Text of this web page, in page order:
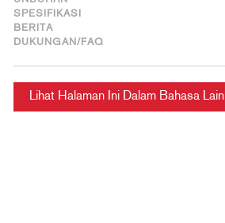
SPESIFIKASI
BERITA
DUKUNGAN/FAQ
Lihat Halaman Ini Dalam Bahasa Lain